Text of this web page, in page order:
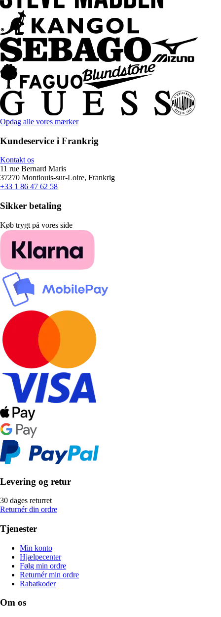
Opdag alle vores mærker
Kundeservice i Frankrig
Kontakt os
11 rue Bernard Maris
37270 Montlouis-sur-Loire, Frankrig
+33 1 86 47 62 58
Sikker betaling
Køb trygt på vores side
Levering og retur
30 dages returret
Returnér din ordre
Tjenester
Min konto
Hjælpecenter
Følg min ordre
Returnér min ordre
Rabatkoder
Om os